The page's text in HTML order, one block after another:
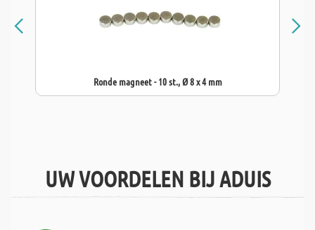
Ronde magneet - 10 st., Ø 8 x 4 mm
UW VOORDELEN BIJ ADUIS